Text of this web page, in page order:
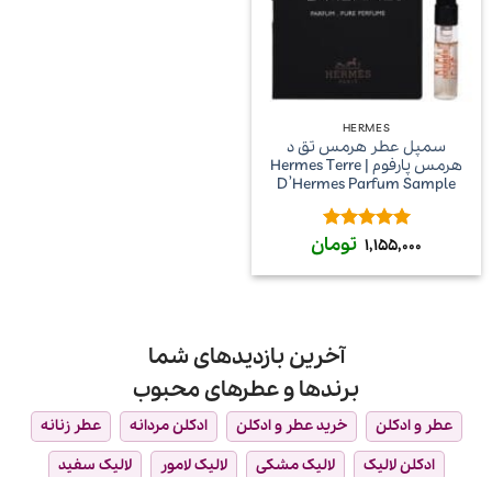
HERMES
سمپل عطر هرمس تق د
هرمس پارفوم | Hermes Terre
D’Hermes Parfum Sample
امتیاز 5از
1,155,000 تومان
آخرین بازدیدهای شما
برندها و عطرهای محبوب
عطر و ادکلن خرید عطر و ادکلن ادکلن مردانه
عطر زنانه
ادکلن لالیک
لالیک مشکی لالیک لامور
لالیک سفید